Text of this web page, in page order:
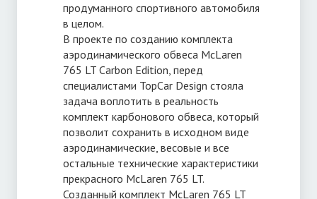
продуманного спортивного автомобиля
в целом.
В проекте по созданию комплекта
аэродинамического обвеса McLaren
765 LT Carbon Edition, перед
специалистами TopCar Design стояла
задача воплотить в реальность
комплект карбонового обвеса, который
позволит сохранить в исходном виде
аэродинамические, весовые и все
остальные технические характеристики
прекрасного McLaren 765 LT.
Созданный комплект McLaren 765 LT